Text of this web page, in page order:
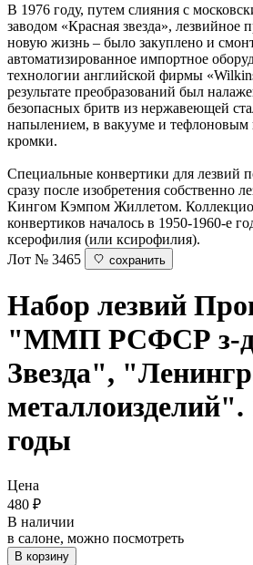
В 1976 году, путем слияния с
заводом «Красная звезда», лезвийное
новую жизнь – было закуплено и
автоматизированное импортное
технологии английской фирмы
результате преобразований был
безопасных бритв из нержавеющей
напылением, в вакууме и
кромки.
Специальные конвертики для лезвий
сразу после изобретения собственно
Кингом Кэмпом Жиллетом.
конвертиков началось в 1950-1960-е
ксерофилия (или ксирофилия).
Лот № 3465
сохранить
Набор лезвий
"ММП РСФСР з-д
Звезда",
металлоизделий".
годы
Цена
480 ₽
В наличии
в салоне, можно посмотреть
В корзину